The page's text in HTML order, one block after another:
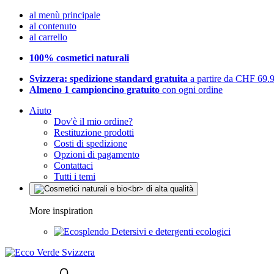
al menù principale
al contenuto
al carrello
100% cosmetici naturali
Svizzera: spedizione standard gratuita a partire da CHF
Almeno 1 campioncino gratuito con ogni ordine
Aiuto
Dov'è il mio ordine?
Restituzione prodotti
Costi di spedizione
Opzioni di pagamento
Contattaci
Tutti i temi
More inspiration
Detersivi e detergenti ecologici